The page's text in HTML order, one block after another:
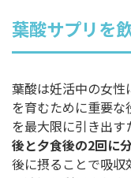
葉酸サプリを
葉酸は妊活中の女性
を育むために重要
を最大限に引き出す
後と夕食後の2回に
後に摂ることで吸収